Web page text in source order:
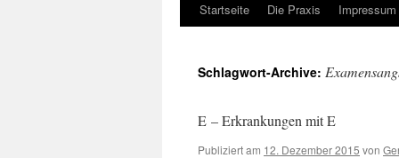
Zum
springen
Startseite Die Praxis Impressum
Schlagwort-Archive:
E – Erkrankungen mit E
Publiziert am 12. Dezember 2015 von